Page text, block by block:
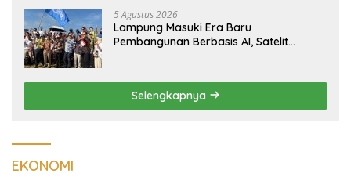
5 Agustus 2026
Lampung Masuki Era Baru
Pembangunan Berbasis AI, Satelit
Selengkapnya
EKONOMI